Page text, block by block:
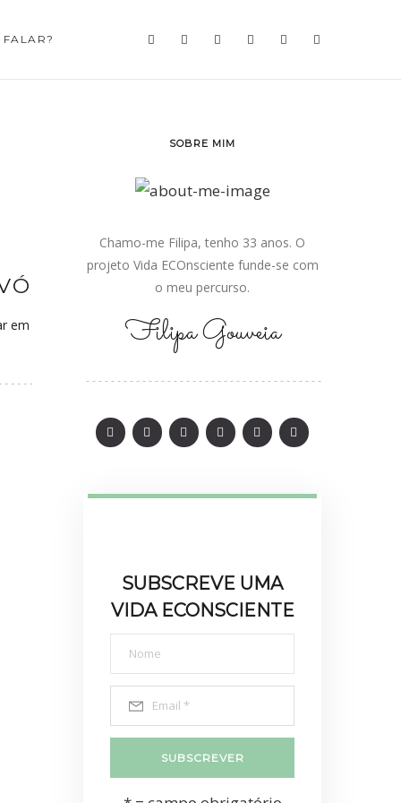
em
SOBRE MIM
Chamo-me Filipa, tenho 33 anos. O
projeto Vida ECOnsciente funde-se com
o meu percurso.
Filipa Gouveia
SUBSCREVE UMA
VIDA ECONSCIENTE